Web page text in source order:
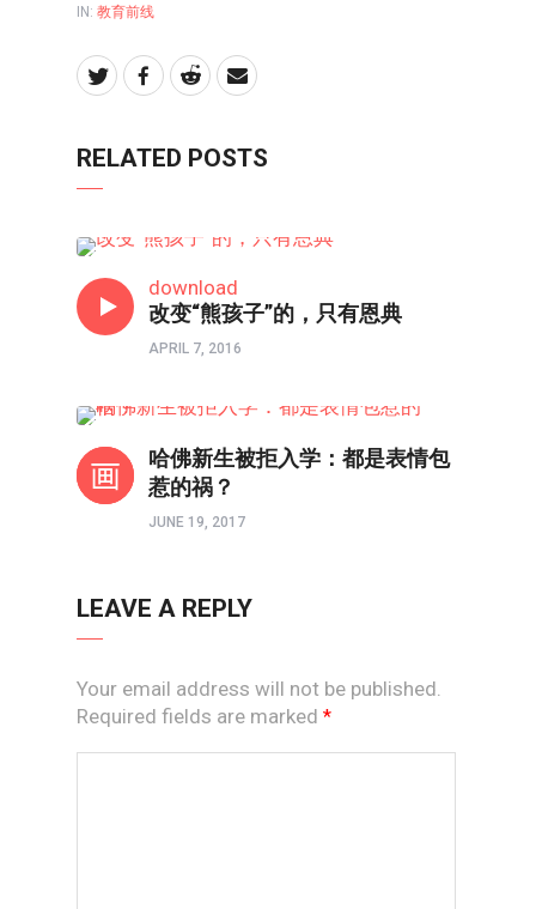
IN: 教育前线
RELATED POSTS
download
改变“熊孩子”的，只有恩典
APRIL 7, 2016
哈佛新生被拒入学：都是表情包
惹的祸？
JUNE 19, 2017
LEAVE A REPLY
Your email address will not be published.
Required fields are marked *